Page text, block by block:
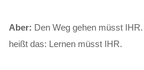
Aber: Den Weg gehen müsst
heißt das: Lernen müsst IHR.